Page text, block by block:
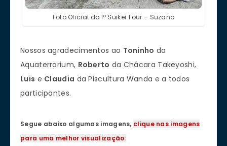
Foto Oficial do 1º Suikei Tour – Suzano
Nossos agradecimentos ao Toninho da
Aquaterrarium, Roberto da Chácara Takeyoshi,
Luis e Claudia da Piscultura Wanda e a todos
participantes.
Segue abaixo algumas imagens, clique nas imagens
para uma melhor visualização: